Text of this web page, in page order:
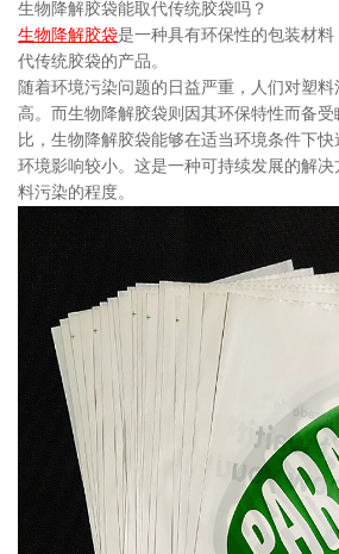
生物降解胶袋能取代传统胶袋吗？
生物降解胶袋是一种具有环保性的包装材
代传统胶袋的产品。
随着环境污染问题的日益严重，人们对塑
高。而生物降解胶袋则因其环保特性而备
比，生物降解胶袋能够在适当环境条件下
环境影响较小。这是一种可持续发展的解
料污染的程度。